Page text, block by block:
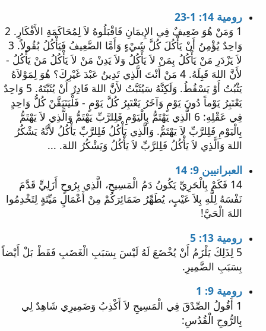
رومية 14: 1-23
1 وَمَنْ هُوَ ضَعِيفٌ فِي الإِيمَانِ فَاقْبَلُوهُ لاَ لِمُحَاكَمَةِ الأَفْكَارِ. 2
وَاحِدٌ يُؤْمِنُ أَنْ يَأْكُلَ كُلَّ شَيْءٍ وَأَمَّا الضَّعِيفُ فَيَأْكُلُ بُقُولاً. 3
لاَ يَزْدَرِ مَنْ يَأْكُلُ بِمَنْ لاَ يَأْكُلُ وَلاَ يَدِنْ مَنْ لاَ يَأْكُلُ مَنْ يَأْكُلُ -
لأَنَّ اللهَ قَبِلَهُ. 4 مَنْ أَنْتَ الَّذِي تَدِينُ عَبْدَ غَيْرِكَ؟ هُوَ لِمَوْلاَهُ
يَثْبُتُ أَوْ يَسْقُطُ. وَلَكِنَّهُ سَيُثَبَّتُ لأَنَّ اللهَ قَادِرٌ أَنْ يُثَبِّتَهُ. 5 وَاحِدٌ
يَعْتَبِرُ يَوْماً دُونَ يَوْمٍ وَآخَرُ يَعْتَبِرُ كُلَّ يَوْمٍ - فَلْيَتَيَقَّنْ كُلُّ وَاحِدٍ
فِي عَقْلِهِ: 6 الَّذِي يَهْتَمُّ بِالْيَوْمِ فَلِلرَّبِّ يَهْتَمُّ وَالَّذِي لاَ يَهْتَمُّ
بِالْيَوْمِ فَلِلرَّبِّ لاَ يَهْتَمُّ. وَالَّذِي يَأْكُلُ فَلِلرَّبِّ يَأْكُلُ لأَنَّهُ يَشْكُرُ
اللهَ وَالَّذِي لاَ يَأْكُلُ فَلِلرَّبِّ لاَ يَأْكُلُ وَيَشْكُرُ اللهَ. ...
العبرانيين 9: 14
14 فَكَمْ بِالْحَرِيِّ يَكُونُ دَمُ الْمَسِيحِ، الَّذِي بِرُوحٍ أَزَلِيٍّ قَدَّمَ
نَفْسَهُ لِلَّهِ بِلاَ عَيْبٍ، يُطَهِّرُ ضَمَائِرَكُمْ مِنْ أَعْمَالٍ مَيِّتَةٍ لِتَخْدِمُوا
اللهَ الْحَيَّ!
رومية 13: 5
5 لِذَلِكَ يَلْزَمُ أَنْ يُخْضَعَ لَهُ لَيْسَ بِسَبَبِ الْغَضَبِ فَقَطْ بَلْ أَيْضاً
بِسَبَبِ الضَّمِيرِ.
رومية 9: 1
1 أَقُولُ الصِّدْقَ فِي الْمَسِيحِ لاَ أَكْذِبُ وَضَمِيرِي شَاهِدٌ لِي
بِالرُّوحِ الْقُدُسِ: